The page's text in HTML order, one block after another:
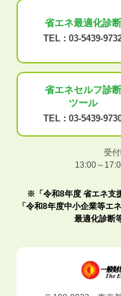
省エネ最適化診断
TEL : 03-5439-
省エネセルフ診断
ツール
TEL : 03-5439-
受
13:00～
※「令和8年度 省エネ支
「令和8年度中小企業等エ
最適化診断